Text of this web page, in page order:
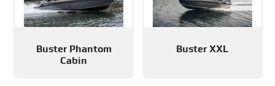
Buster Phantom
Cabin
Buster XXL